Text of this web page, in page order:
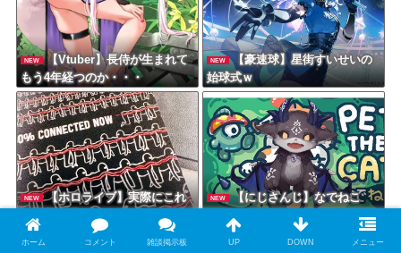
NEW
【Vtuber】長侍が生まれて
もう4年経つのか・・・
NEW
【豪速球】星街すいせいの
始球式ｗ
NEW
【ホロライブ】実際にこれ
NEW
【にじさんじ】なでねこ
じゃなくて なであくま！でび
でび・でびるの魅力！
ホーム コメント 雑談掲示板 UP DOWN メニュー